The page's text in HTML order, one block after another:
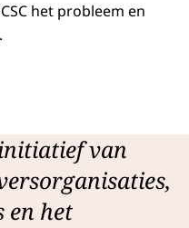
het probleem en
van
en het